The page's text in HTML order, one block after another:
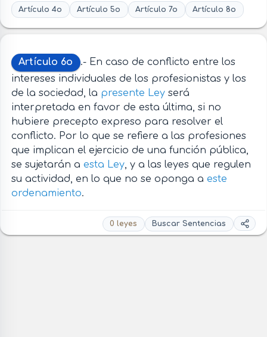
Artículo 4o Artículo 5o Artículo 7o Artículo 8o
Artículo 6o
.- En caso de conflicto entre los
intereses individuales de los profesionistas y los
de la sociedad, la presente Leyserá
interpretada en favor de esta última, si no
hubiere precepto expreso para resolver el
conflicto. Por lo que se refiere a las profesiones
que implican el ejercicio de una función pública,
se sujetarán a esta Ley, y a las leyes que regulen
su actividad, en lo que no se oponga a este
ordenamiento.
0 leyes Buscar Sentencias